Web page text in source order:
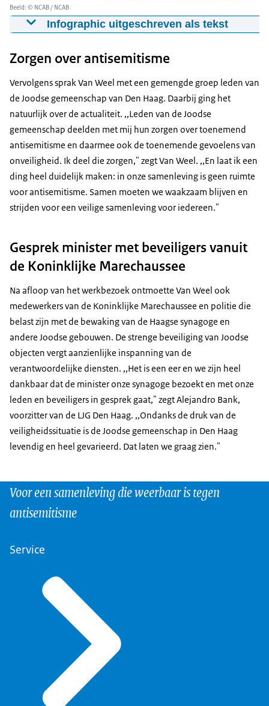
Beeld: © NCAB / NCAB
Infographic uitgeschreven als tekst
oktober 2024 een rondleiding van rabbijn Marianne
Gemeenten in Den Haag.
Zorgen over antisemitisme
Vervolgens sprak Van Weel met een gemengde groep leden van
de Joodse gemeenschap van Den Haag. Daarbij ging het
natuurlijk over de actualiteit. ,,Leden van de Joodse
gemeenschap deelden met mij hun zorgen over toenemend
antisemitisme en daarmee ook de toenemende gevoelens van
onveiligheid. Ik deel die zorgen," zegt Van Weel. ,,En laat ik een
ding heel duidelijk maken: in onze samenleving is geen ruimte
voor antisemitisme. Samen moeten we waakzaam blijven en
strijden voor een veilige samenleving voor iedereen."
Gesprek minister met beveiligers vanuit
de Koninklijke Marechaussee
Na afloop van het werkbezoek ontmoette Van Weel ook
medewerkers van de Koninklijke Marechaussee en politie die
belast zijn met de bewaking van de Haagse synagoge en
andere Joodse gebouwen. De strenge beveiliging van Joodse
objecten vergt aanzienlijke inspanning van de
verantwoordelijke diensten. ,,Het is een eer en we zijn heel
dankbaar dat de minister onze synagoge bezoekt en met onze
leden en beveiligers in gesprek gaat," zegt Alejandro Bank,
voorzitter van de LJG Den Haag. ,,Ondanks de druk van de
veiligheidssituatie is de Joodse gemeenschap in Den Haag
levendig en heel gevarieerd. Dat laten we graag zien."
Voor een samenleving die weerbaar is tegen
antisemitisme
Service